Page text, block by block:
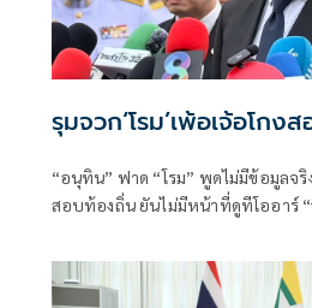
รุมจวก‘โรม’เพ้อเจ้อโกง
“อนุทิน” ฟาด “โรม” พูดไม่มีข้อมูลจริ
สอบท้องถิ่น ยันไม่มีหน้าที่ดูทีโออาร์